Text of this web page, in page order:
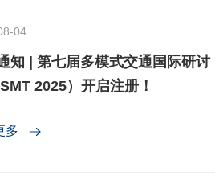
04
知 | 第七届多模式交通国际研讨
2025）开启注册！
多